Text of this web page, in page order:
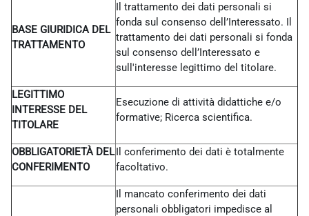
BASE GIURIDICA DEL
TRATTAMENTO
Il trattamento dei dati personali si
fonda sul consenso dell’Interessato. Il
trattamento dei dati personali si fonda
sul consenso dell’Interessato e
sull'interesse legittimo del titolare.
LEGITTIMO
INTERESSE DEL
TITOLARE
Esecuzione di attività didattiche e/o
formative; Ricerca scientifica.
OBBLIGATORIETÀ DEL
CONFERIMENTO
Il conferimento dei dati è totalmente
facoltativo.
Il mancato conferimento dei dati
personali obbligatori impedisce al